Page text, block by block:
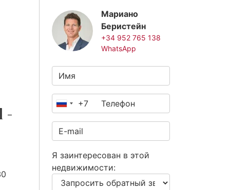
-
Мариано
Беристейн
+34 952 765 138
WhatsApp
Россия
+7
Я заинтересован в этой
недвижимости: